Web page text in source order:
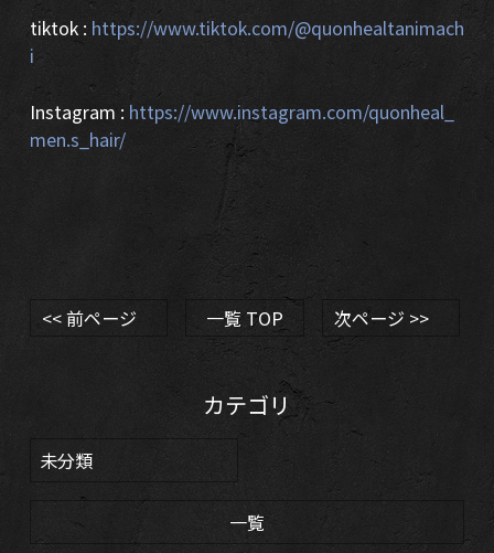
tiktok : https://www.tiktok.com/@quonhealtanimach
i
Instagram : https://www.instagram.com/quonheal_
men.s_hair/
<< 前ページ 一覧 TOP 次ページ >>
カテゴリ
未分類
一覧